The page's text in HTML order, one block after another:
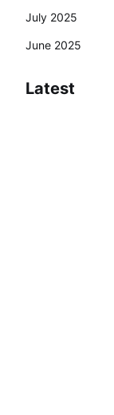
July 2025
June 2025
Latest